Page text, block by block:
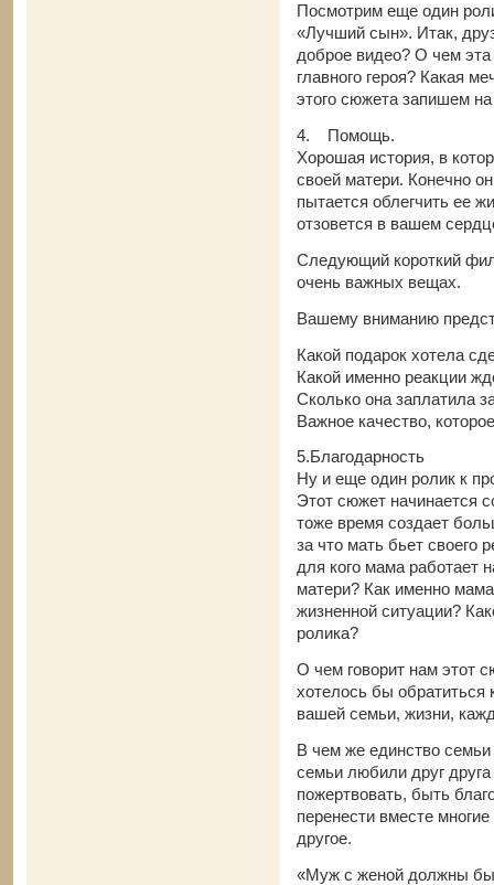
Посмотрим еще один
«Лучший сын». Итак,
доброе видео? О чем эта
главного героя? Какая
этого сюжета запишем
4. Помощь.
Хорошая история, в
своей матери. Конечно
пытается облегчить ее
отзовется в вашем
Следующий короткий
очень важных вещах.
Вашему вниманию
Какой подарок хотела
Какой именно реакции
Сколько она заплатила
Важное качество,
5.Благодарность
Ну и еще один ролик к
Этот сюжет начинается
тоже время создает
за что мать бьет своего
для кого мама работает
матери? Как именно
жизненной ситуации?
ролика?
О чем говорит нам этот
хотелось бы обратиться
вашей семьи, жизни,
В чем же единство
семьи любили друг
пожертвовать, быть
перенести вместе
другое.
«Муж с женой должны